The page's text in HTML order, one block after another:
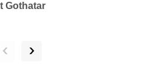
Gothatar
‹ ›